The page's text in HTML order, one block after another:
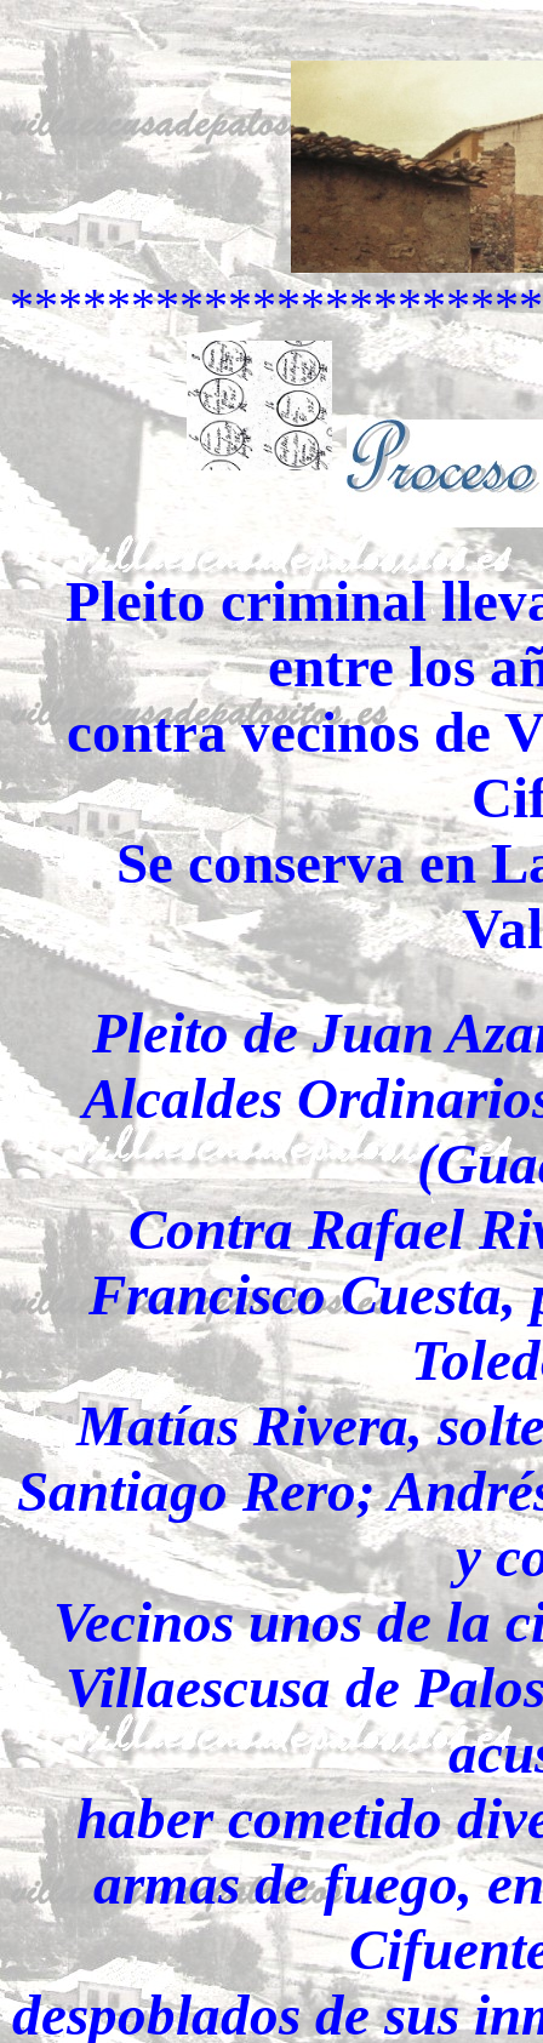
Pleito criminal
entre los
contra vecinos de
Se conserva en
Pleito de Juan
Alcaldes
Contra Rafael
Francisco
Matías Rivera,
Santiago Rero;
y
Vecinos unos de la
Villaescusa de
haber cometido
armas de fuego,
despoblados de sus